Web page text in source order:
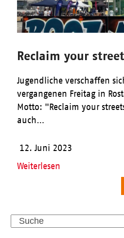
Reclaim your
Jugendliche verschaffen
vergangenen Freitag in
Motto: "Reclaim your
auch…
12. Juni 2023
Weiterlesen
Search